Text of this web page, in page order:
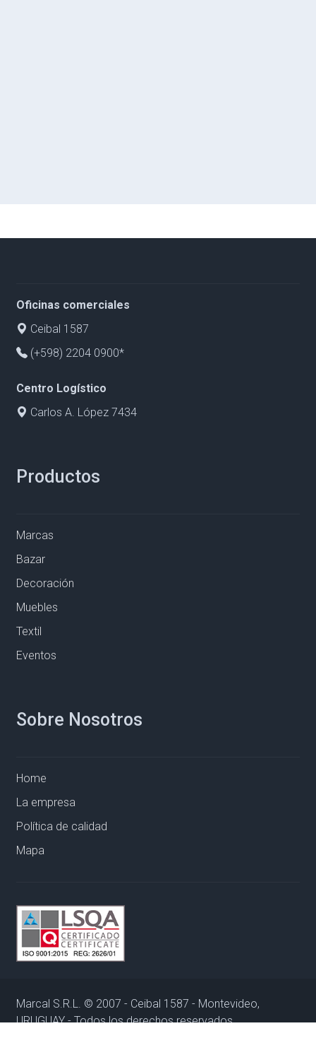
Oficinas comerciales
Ceibal 1587
(+598) 2204 0900*
Centro Logístico
Carlos A. López 7434
Productos
Marcas
Bazar
Decoración
Muebles
Textil
Eventos
Sobre Nosotros
Home
La empresa
Política de calidad
Mapa
Marcal S.R.L. © 2007 - Ceibal 1587 - Montevideo,
URUGUAY - Todos los derechos reservados.